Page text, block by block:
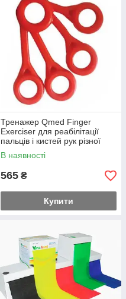
Тренажер Qmed Finger
Exerciser для реабілітації
пальців і кистей рук різної
жорсткості Червоний
В наявності
565 ₴
Купити